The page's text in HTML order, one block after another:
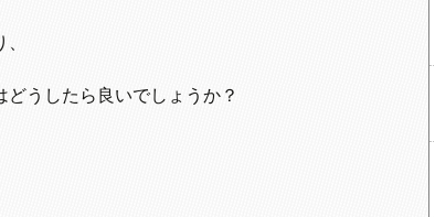
うしたら良いでしょうか？